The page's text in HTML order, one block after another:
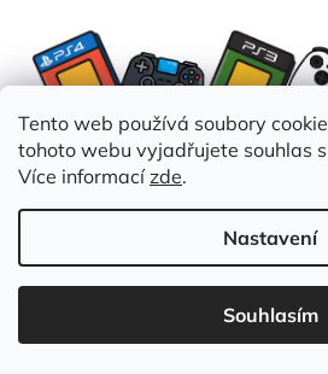
Tento web používá soubory
tohoto webu vyjadřujete souhlas
Více informacízde.
Nastavení
Souhlasím